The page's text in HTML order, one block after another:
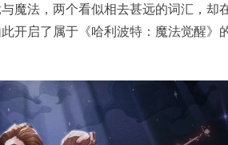
魔法，两个看似相去甚远的词汇，却
开启了属于《哈利波特：魔法觉醒》